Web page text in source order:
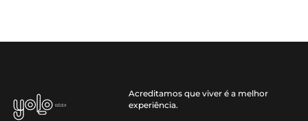
Acreditamos que viver é a melhor
experiência.